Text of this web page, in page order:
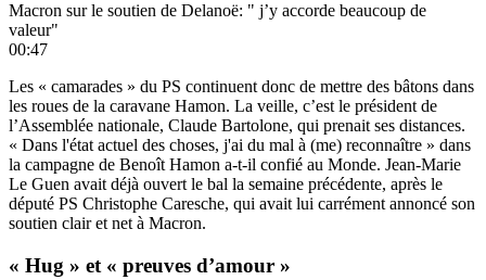
Macron sur le soutien de Delanoë: " j’y accorde beaucoup de
valeur"
00:47
Les « camarades » du PS continuent donc de mettre des bâtons dans
les roues de la caravane Hamon. La veille, c’est le président de
l’Assemblée nationale, Claude Bartolone, qui prenait ses distances.
« Dans l'état actuel des choses, j'ai du mal à (me) reconnaître » dans
la campagne de Benoît Hamon a-t-il confié au Monde. Jean-Marie
Le Guen avait déjà ouvert le bal la semaine précédente, après le
député PS Christophe Caresche, qui avait lui carrément annoncé son
soutien clair et net à Macron.
« Hug » et « preuves d’amour »